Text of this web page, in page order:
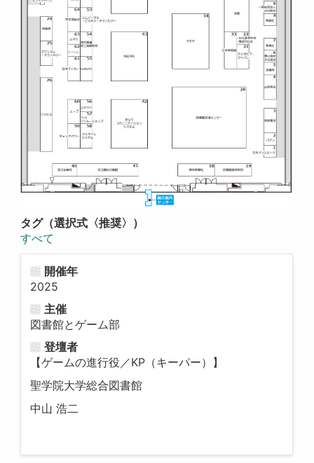
タグ（選択式〈推奨〉）
すべて
開催年
2025
主催
図書館とゲーム部
登壇者
【ゲームの進行役／KP（キーパー）】
聖学院大学総合図書館
中山 浩二